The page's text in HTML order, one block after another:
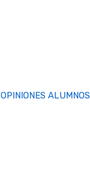
OPINIONES ALUMNOS